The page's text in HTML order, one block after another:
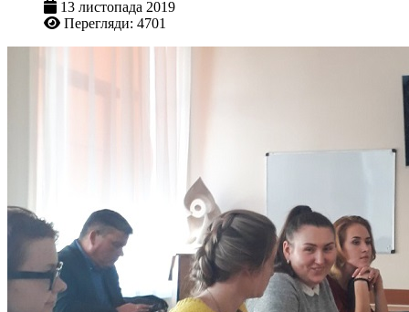
13 листопада 2019
Перегляди: 4701